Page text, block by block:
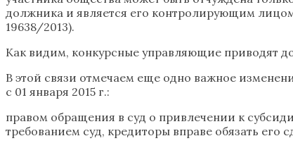
должника и является его контролирующим
19638/2013).
Как видим, конкурсные управляющие приводят
В этой связи отмечаем еще одно важное
с 01 января 2015 г.:
правом обращения в суд о привлечении к
требованием суд, кредиторы вправе обязать его